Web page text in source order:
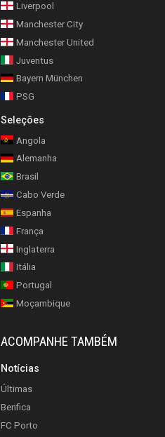
Liverpool
Manchester City
Manchester United
Juventus
Bayern München
PSG
Seleções
Angola
Alemanha
Brasil
Cabo Verde
Espanha
França
Inglaterra
Itália
Portugal
Moçambique
ACOMPANHE TAMBÉM
Notícias
Últimas
Benfica
FC Porto